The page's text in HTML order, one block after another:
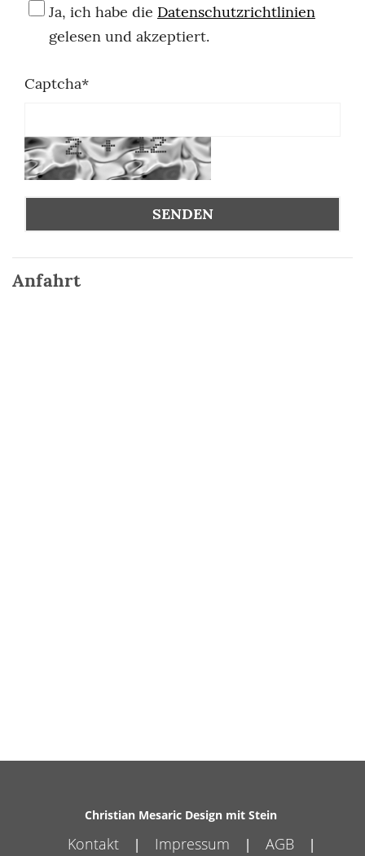
Ja, ich habe die Datenschutzrichtlinien
gelesen und akzeptiert.
Captcha*
Anfahrt
Christian Mesaric Design mit Stein
Kontakt Impressum AGB